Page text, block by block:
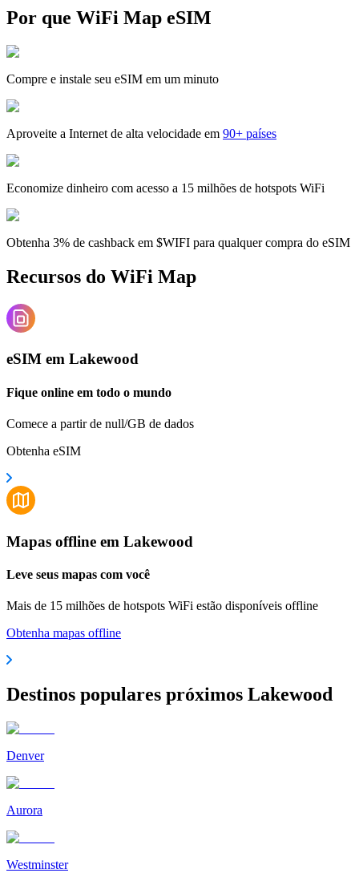
Por que WiFi Map eSIM
Compre e instale seu eSIM em um minuto
Aproveite a Internet de alta velocidade em 90+ países
Economize dinheiro com acesso a 15 milhões de hotspots WiFi
Obtenha 3% de cashback em $WIFI para qualquer compra do eSIM
Recursos do WiFi Map
eSIM em Lakewood
Fique online em todo o mundo
Comece a partir de null/GB de dados
Obtenha eSIM
Mapas offline em Lakewood
Leve seus mapas com você
Mais de 15 milhões de hotspots WiFi estão disponíveis offline
Obtenha mapas offline
Destinos populares próximos Lakewood
Denver
Aurora
Westminster